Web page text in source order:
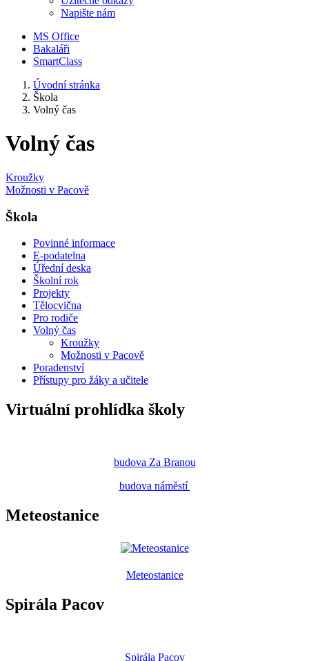
Napište nám
MS Office
Bakaláři
SmartClass
Úvodní stránka
Škola
Volný čas
Volný čas
Kroužky
Možnosti v Pacově
Škola
Povinné informace
E-podatelna
Úřední deska
Školní rok
Projekty
Tělocvična
Pro rodiče
Volný čas
Kroužky
Možnosti v Pacově
Poradenství
Přístupy pro žáky a učitele
Virtuální prohlídka školy
budova Za Branou
budova náměstí
Meteostanice
Meteostanice
Spirála Pacov
Spirála Pacov